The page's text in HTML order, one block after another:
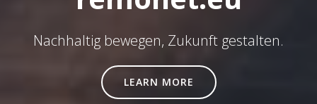
Nachhaltig bewegen, Zukunft gestalten.
LEARN MORE